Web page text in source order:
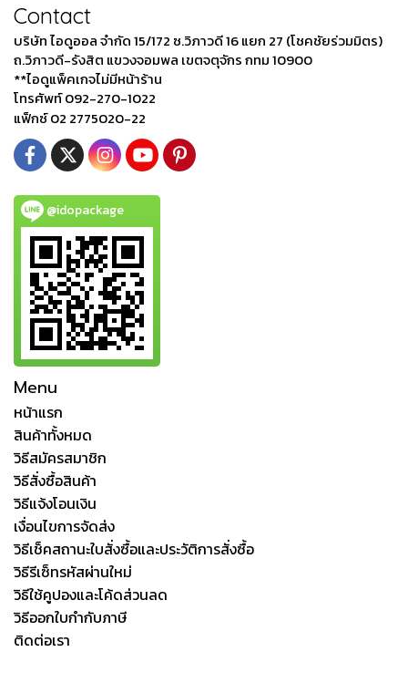
Contact
บริษัท ไอดูออล จำกัด 15/172 ซ.วิภาวดี 16 แยก 27 (โชคชัยร่วมมิตร)
ถ.วิภาวดี-รังสิต แขวงจอมพล เขตจตุจักร กทม 10900
**ไอดูแพ็คเกจไม่มีหน้าร้าน
โทรศัพท์ 092-270-1022
แฟ็กซ์ 02 2775020-22
@idopackage
Menu
หน้าแรก
สินค้าทั้งหมด
วิธีสมัครสมาชิก
วิธีสั่งซื้อสินค้า
วิธีแจ้งโอนเงิน
เงื่อนไขการจัดส่ง
วิธีเช็คสถานะใบสั่งซื้อและประวัติการสั่งซื้อ
วิธีรีเซ็ทรหัสผ่านใหม่
วิธีใช้คูปองและโค้ดส่วนลด
วิธีออกใบกำกับภาษี
ติดต่อเรา